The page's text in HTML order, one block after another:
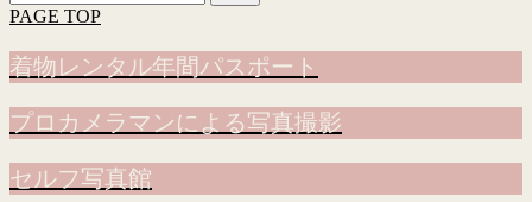
索:
PAGE TOP
着物レンタル年間パスポート
プロカメラマンによる写真撮影
セルフ写真館